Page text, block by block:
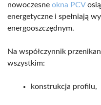
nowoczesne okna PCV
energetyczne i spełniają
energooszczędnym.
Na współczynnik
wszystkim:
konstrukcja profilu,